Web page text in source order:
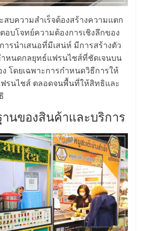
บความสำเร็จต้องสร้างความแตก
อบโจทย์ความต้องการเชิงลึกของ
ารนำเสนอที่มีเสน่ห์ มีการสร้างตัว
หนดกลยุทธ์แฟรนไชส์ที่ชัดเจนบน
โดยเฉพาะการกำหนดวิธีการให้
รนไชส์ ตลอดจนพื้นที่ให้สิทธิและ
นของสินค้าและบริการ